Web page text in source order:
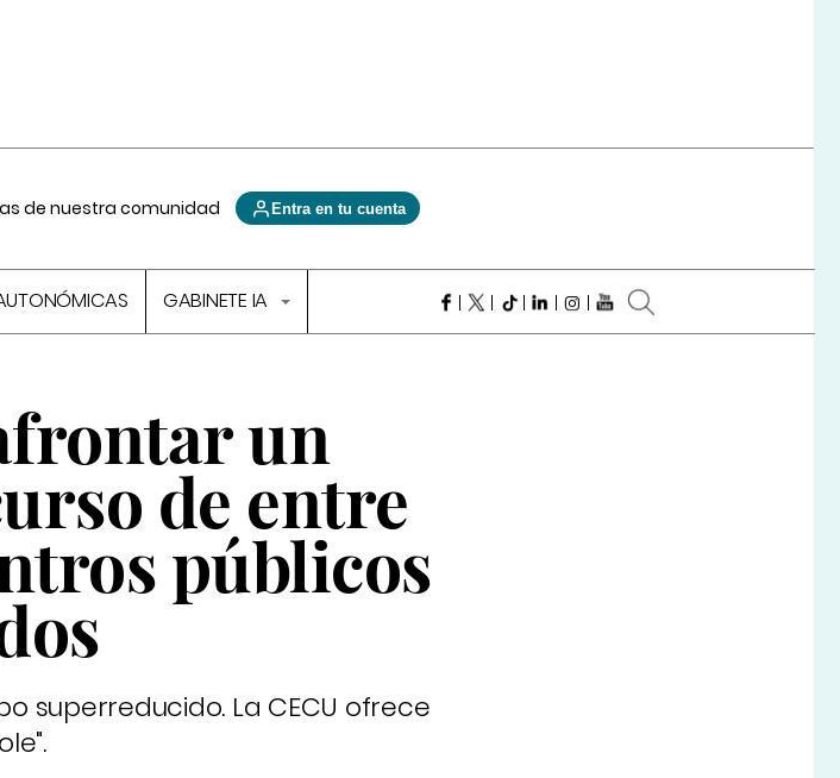
de nuestra comunidad Entra en tu cuenta
GABINETE IA
un
de entre
públicos
superreducido. La CECU ofrece